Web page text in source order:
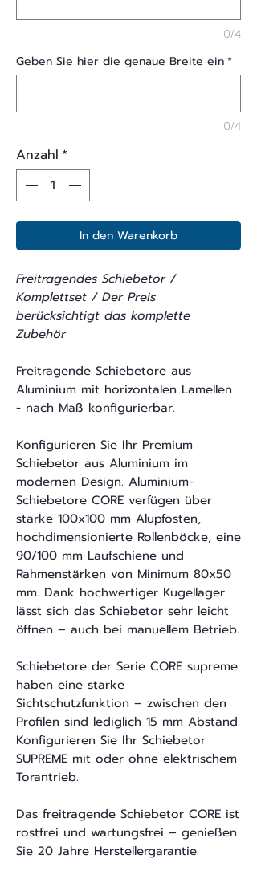
0/4
Geben Sie hier die genaue Breite ein*
0/4
Anzahl *
In den Warenkorb
Freitragendes Schiebetor /
Komplettset / Der Preis
berücksichtigt das komplette
Zubehör
Freitragende Schiebetore aus
Aluminium mit horizontalen Lamellen
- nach Maß konfigurierbar.
Konfigurieren Sie Ihr Premium
Schiebetor aus Aluminium im
modernen Design. Aluminium-
Schiebetore CORE verfügen über
starke 100x100 mm Alupfosten,
hochdimensionierte Rollenböcke, eine
90/100 mm Laufschiene und
Rahmenstärken von Minimum 80x50
mm. Dank hochwertiger Kugellager
lässt sich das Schiebetor sehr leicht
öffnen – auch bei manuellem Betrieb.
Schiebetore der Serie CORE supreme
haben eine starke
Sichtschutzfunktion – zwischen den
Profilen sind lediglich 15 mm Abstand.
Konfigurieren Sie Ihr Schiebetor
SUPREME mit oder ohne elektrischem
Torantrieb.
Das freitragende Schiebetor CORE ist
rostfrei und wartungsfrei – genießen
Sie 20 Jahre Herstellergarantie.